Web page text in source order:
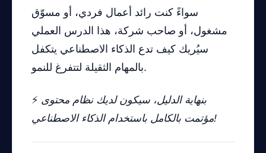
سواءً كنت رائد أعمال فردي، أو مسوّق
مشغول، أو صاحب شركة، هذا الدرس العملي
سيُريك كيف تدع الذكاء الاصطناعي يتكفل
بالمهام الثقيلة لتتفرغ للنمو.
⚡ بنهاية الدليل، سيكون لديك نظام محتوى
مؤتمت بالكامل باستخدام الذكاء الاصطناعي!